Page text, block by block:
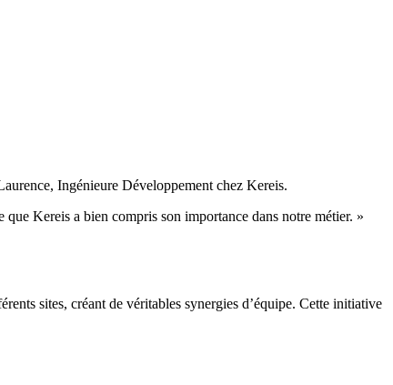
Ingénieure Développement chez Kereis.
Kereis a bien compris son importance dans notre métier. »
sites, créant de véritables synergies d’équipe. Cette initiative